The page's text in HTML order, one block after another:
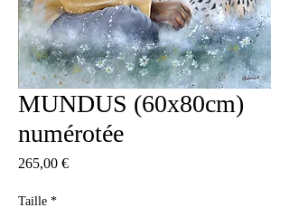
MUNDUS (60x80cm)
numérotée
265,00 €Preis
Taille *